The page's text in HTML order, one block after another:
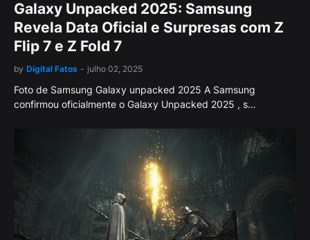
Galaxy Unpacked 2025: Samsung
Revela Data Oficial e Surpresas com Z
Flip 7 e Z Fold 7
by Digital Fatos - julho 02, 2025
Foto de Samsung Galaxy unpacked 2025 A Samsung
confirmou oficialmente o Galaxy Unpacked 2025 , s…